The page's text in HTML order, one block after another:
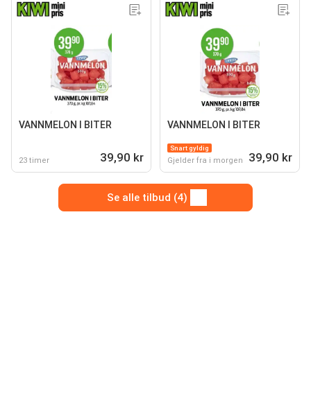
VANNMELON I BITER
23 timer 39,90 kr
VANNMELON I BITER
Snart gyldig
Gjelder fra i morgen 39,90 kr
Se alle tilbud (4)